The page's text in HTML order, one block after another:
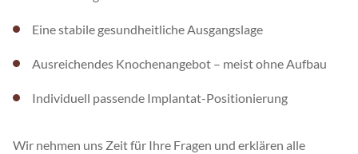
Eine stabile gesundheitliche Ausgangslage
Ausreichendes Knochenangebot – meist ohne Aufbau
Individuell passende Implantat-Positionierung
Wir nehmen uns Zeit für Ihre Fragen und erklären alle